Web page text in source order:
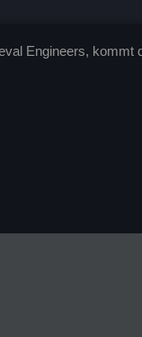
Engineers, kommt